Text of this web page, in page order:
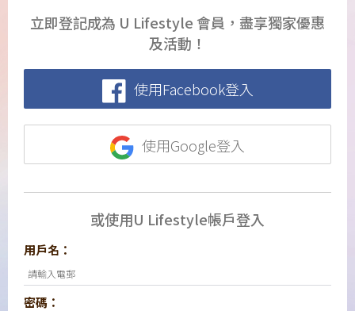
立即登記成為 U Lifestyle 會員，盡享獨家優惠
及活動！
使用Facebook登入
使用Google登入
或使用U Lifestyle帳戶登入
用戶名：
密碼：